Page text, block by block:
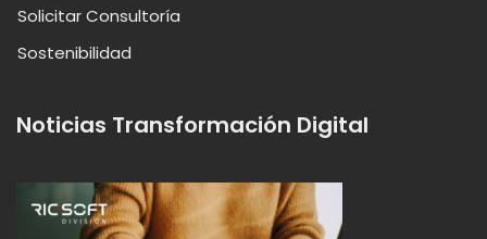
Solicitar Consultoría
Sostenibilidad
Noticias Transformación Digital